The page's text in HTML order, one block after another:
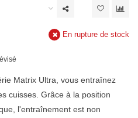
En rupture de stock
Matrix Ultra, vous entraînez
cuisses. Grâce à la position
l'entraînement est non